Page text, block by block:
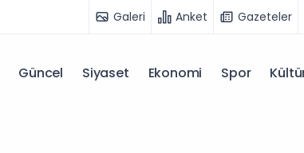
Galeri Anket Gazeteler
Güncel Siyaset Ekonomi Spor